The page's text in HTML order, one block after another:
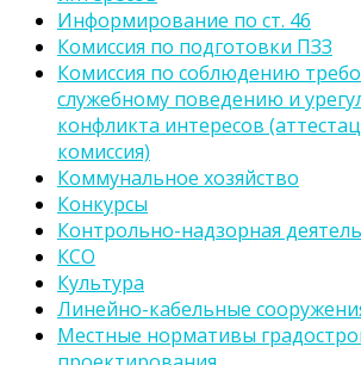
Информирование по ст. 46
Комиссия по подготовки ПЗЗ
Комиссия по соблюдению
служебному поведению и
конфликта интересов
комиссия)
Коммунальное хозяйство
Конкурсы
Контрольно-надзорная
КСО
Культура
Линейно-кабельные
Местные нормативы